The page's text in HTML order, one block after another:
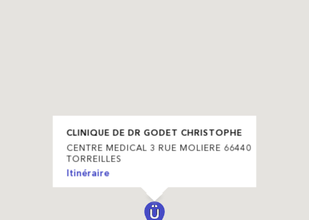
CLINIQUE DE DR GODET CHRISTOPHE
CENTRE MEDICAL 3 RUE MOLIERE 66440
TORREILLES
Itinéraire